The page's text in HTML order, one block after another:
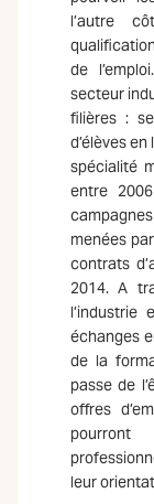
l’autre
de
secteur
filières :
d’élèves
spécialité
entre
menées
contrats
2014. A
échanges
de la
passe de
offres
leur